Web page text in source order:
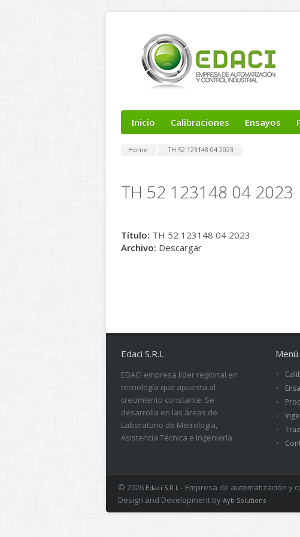
Inicio Calibraciones Ensayos
Home TH 52 123148 04 2023
TH 52 123148 04 2023
Título: TH 52 123148 04 2023
Archivo: Descargar
Edaci S.R.L
EDACI empresa líder regional en
tecnología que apuesta al
crecimiento constante. Se
desarrolla en las áreas de
Laboratorio de Metrología,
Asistencia Técnica e Ingeniería.
Menú
© 2026 Edaci S.R.L - Empresa de automatización y
Design and Development by Ayb Solutions